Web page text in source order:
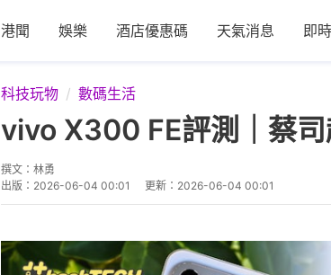
港聞 娛樂 酒店優惠碼 天氣消息 即時
科技玩物 數碼生活
vivo X300 FE評測｜蔡
撰文： 林勇
出版： 2026-06-04 00:01 更新： 2026-06-04 00:01